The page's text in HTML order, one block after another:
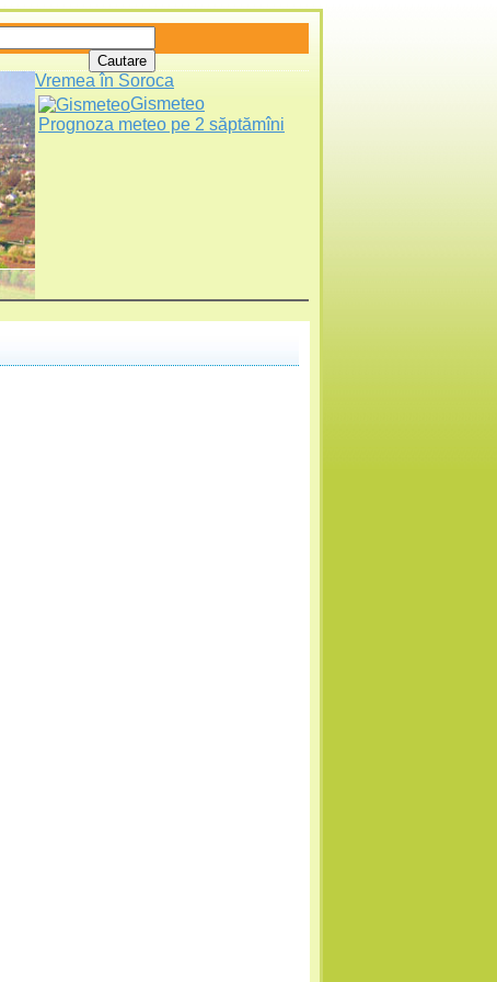
Vremea în Soroca
Gismeteo
Prognoza meteo pe 2 săptămîni